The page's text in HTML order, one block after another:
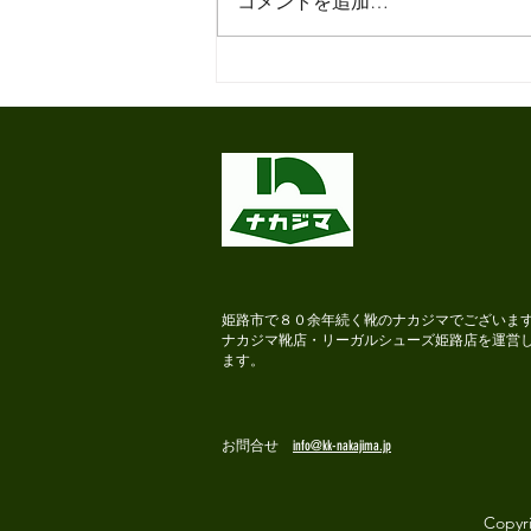
会出場！
姫路市で８０余年続く靴のナカジマでございま
ナカジマ靴店・リーガルシューズ姫路店を運営
ます。
お問合せ info@kk-nakajima.jp